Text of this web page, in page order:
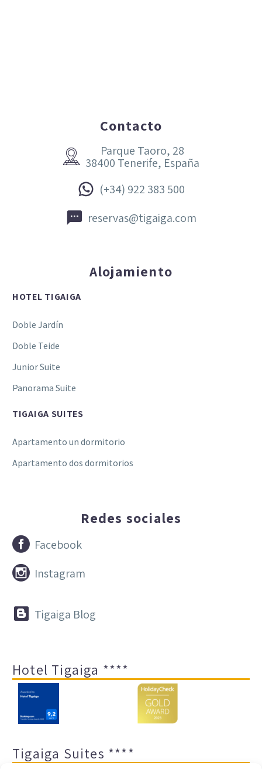
Contacto


Parque Taoro, 28
38400 Tenerife, España

 (+34) 922 383 500

 reservas@tigaiga.com
Alojamiento
HOTEL TIGAIGA
Doble Jardín
Doble Teide
Junior Suite
Panorama Suite
TIGAIGA SUITES
Apartamento un dormitorio
Apartamento dos dormitorios
Redes sociales

 Facebook

 Instagram

 Tigaiga Blog
Hotel Tigaiga ****
Tigaiga Suites ****